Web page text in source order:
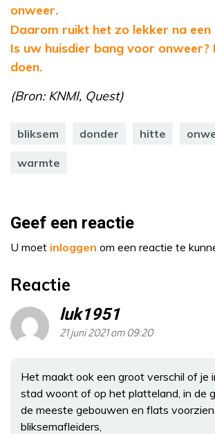
onweer.
Daarom ruikt het zo lekker na een
Is uw huisdier bang voor onweer?
doen.
(Bron: KNMI, Quest)
bliksem donder hitte
warmte
Geef een reactie
U moet inloggen om een reactie te
Reactie
luk1951
21 juni 2021 om 09:20
Het maakt ook een groot verschil of je
stad woont of op het platteland, in de
de meeste gebouwen en flats
bliksemafleiders,